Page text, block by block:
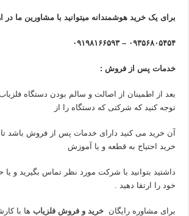
برای یک خرید هوشمندانه میتوانید با مشاورین ما در
۰۹۳۵۶۸۰۵۴۵۴ – ۰۹۱۹۸۱۶۶۵۹۳
خدمات پس از فروش :
بعد از اطمینان از اصالت و سالم بودن دستگاه
توجه کنید که شرکتی که دستگاه را از
آن خرید می کنید دارای خدمات پس از فروش باشد تا
خرید احتیاج به قطعه و یا آموزش
داشتید بتوانید با شرکت مورد نظر تماس بگیرید و یا
خود را ارتقا دهید .
برای مشاوره رایگانخرید و فروش فلزیاب ها با